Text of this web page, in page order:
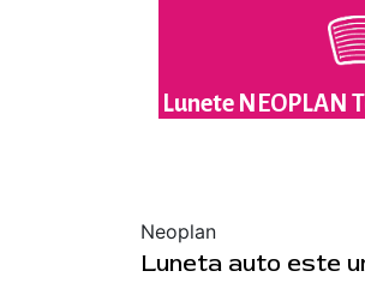
Lunete NEOPLAN
Neoplan
Luneta auto este